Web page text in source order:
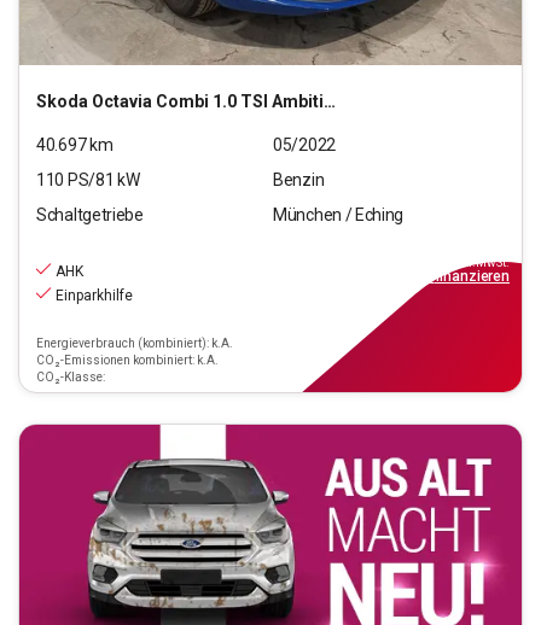
Skoda Octavia Combi 1.0 TSI Ambition OPF (EURO 6d)
40.697km
05/2022
110 PS/81 kW
Benzin
Schaltgetriebe
München / Eching
AHK
Einparkhilfe
Energieverbrauch (kombiniert): k.A.
CO₂-Emissionen kombiniert: k.A.
CO₂-Klasse:
inkl.MwSt.
finanzieren